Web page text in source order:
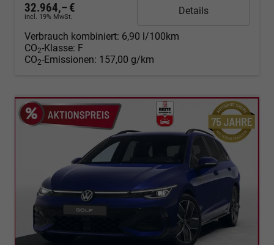
32.964,– €
incl. 19% MwSt.
Details
Verbrauch kombiniert: 6,90 l/100km
CO2-Klasse: F
CO2-Emissionen: 157,00 g/km